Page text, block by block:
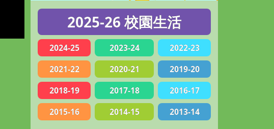
2025-26 校園生活
2024-25 2023-24
2022-23
2021-22
2020-21
2019-20
2018-19
2017-18
2016-17
2015-16
2014-15 2013-14